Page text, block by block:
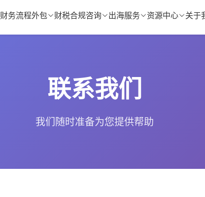
财务流程外包 财税合规咨询 出海服务 资源中心 关于
联系我们
我们随时准备为您提供帮助